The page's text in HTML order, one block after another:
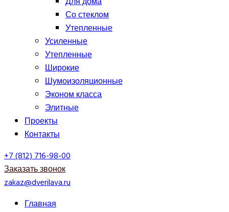
Со стеклом
Утепленные
Усиленные
Утепленные
Широкие
Шумоизоляционные
Эконом класса
Элитные
Проекты
Контакты
+7 (812) 716-98-00
Заказать звонок
zakaz@dverilava.ru
Главная